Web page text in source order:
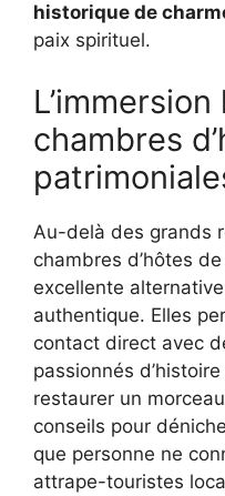
historique de
paix spirituel.
chambres
Au-delà des grands
chambres d’hôtes
excellente
authentique. Elles
contact direct avec
passionnés
restaurer un
conseils pour
que personne ne
attrape-touristes